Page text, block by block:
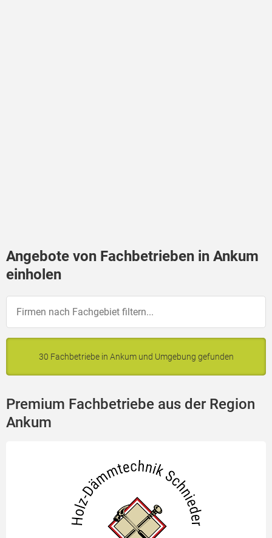
Angebote von Fachbetrieben in Ankum
einholen
30 Fachbetriebe in Ankum und Umgebung gefunden
Premium Fachbetriebe aus der Region
Ankum